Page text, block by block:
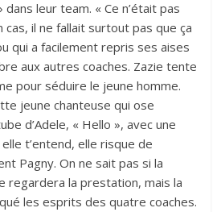
leur team. « Ce n’était pas
il ne fallait surtout pas que ça
qui a facilement repris ses aises
aux autres coaches. Zazie tente
pour séduire le jeune homme.
jeune chanteuse qui ose
d’Adele, « Hello », avec une
t’entend, elle risque de
Pagny. On ne sait pas si la
regardera la prestation, mais la
les esprits des quatre coaches.